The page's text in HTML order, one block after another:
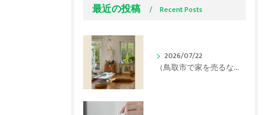
最近の投稿 Recent Posts
2026/07/22
（鳥取市で家を売るなら）連日の猛暑でも「内覧で好印象」を与える夏の不動産売却テクニック